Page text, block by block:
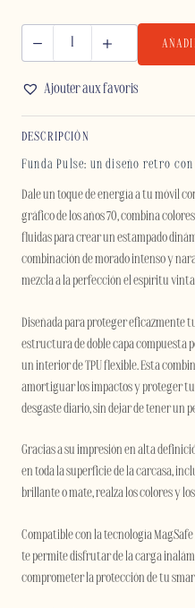
IPHONE
cantidad
Ajouter aux favoris
DESCRIPCIÓN
Funda Pulse: un diseño retro
Dale un toque de energía a tu móvil
gráfico de los años 70, combina
fluidas para crear un estampado
combinación de morado intenso y
mezcla a la perfección el espíritu
Diseñada para proteger eficazmente
estructura de doble capa compuesta
un interior de TPU flexible. Esta
amortiguar los impactos y proteger
desgaste diario, sin dejar de tener un
Gracias a su impresión en alta
en toda la superficie de la carcasa,
brillante o mate, realza los colores y
Compatible con la tecnología
te permite disfrutar de la carga
comprometer la protección de tu